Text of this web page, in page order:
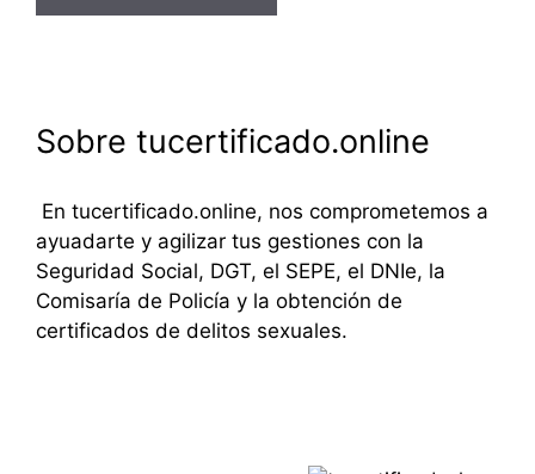
Sobre tucertificado.online
En tucertificado.online, nos comprometemos a
ayuadarte y agilizar tus gestiones con la
Seguridad Social, DGT, el SEPE, el DNIe, la
Comisaría de Policía y la obtención de
certificados de delitos sexuales.